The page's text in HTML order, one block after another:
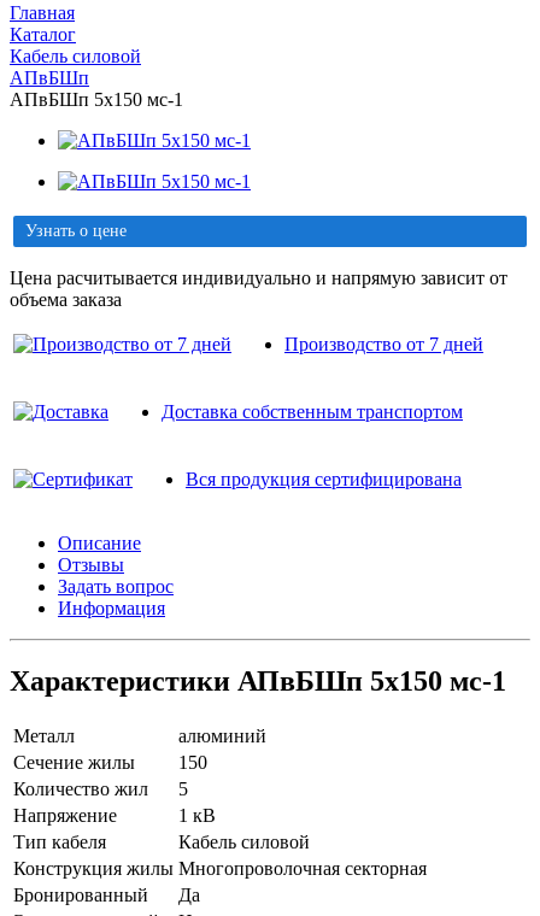
Главная
Каталог
Кабель силовой
АПвБШп
АПвБШп 5х150 мс-1
Узнать о цене
Цена расчитывается индивидуально и напрямую зависит от
объема заказа
Производство от 7 дней
Доставка собственным транспортом
Вся продукция сертифицирована
Описание
Отзывы
Задать вопрос
Информация
Характеристики АПвБШп 5х150 мс-1
Металл
алюминий
Сечение жилы
150
Количество жил
5
Напряжение
1 кВ
Тип кабеля
Кабель силовой
Конструкция жилы Многопроволочная секторная
Бронированный
Да